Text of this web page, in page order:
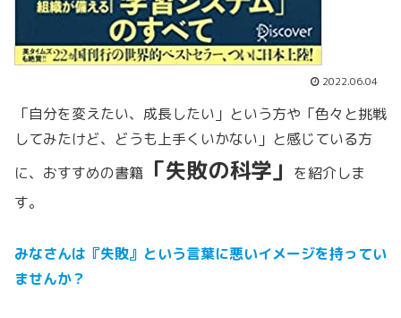
2022.06.04
「自分を変えたい、成長したい」という方や「色々と挑戦
してみたけど、どうも上手くいかない」と感じている方
に、おすすめの書籍 「失敗の科学」
を紹介しま
す。
みなさんは『失敗』という言葉に悪いイメージを持ってい
ませんか？